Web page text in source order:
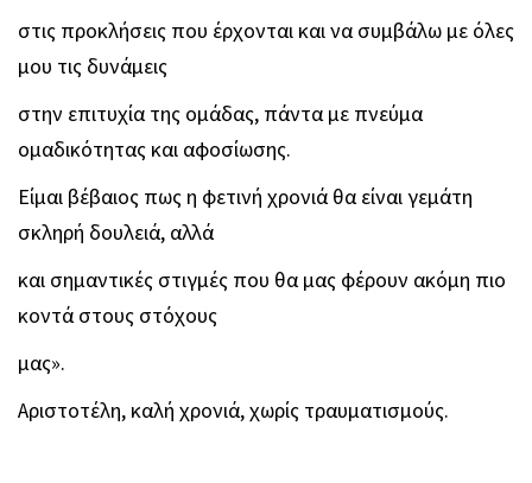
στις προκλήσεις που έρχονται και να συμβάλω με όλες
μου τις δυνάμεις
στην επιτυχία της ομάδας, πάντα με πνεύμα
ομαδικότητας και αφοσίωσης.
Είμαι βέβαιος πως η φετινή χρονιά θα είναι γεμάτη
σκληρή δουλειά, αλλά
και σημαντικές στιγμές που θα μας φέρουν ακόμη πιο
κοντά στους στόχους
μας».
Αριστοτέλη, καλή χρονιά, χωρίς τραυματισμούς.